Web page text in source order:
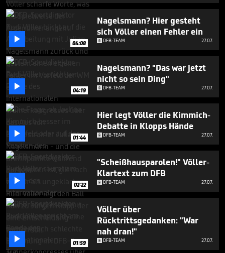
 04:08
Nagelsmann? Hier gesteht
sich Völler einen Fehler ein
DFB-TEAM 27.07.
 04:19
Nagelsmann? "Das war jetzt
nicht so sein Ding"
DFB-TEAM 27.07.
 01:44
Hier legt Völler die Kimmich-
Debatte in Klopps Hände
DFB-TEAM 27.07.
 02:22
"Scheißhausparolen!" Völler-
Klartext zum DFB
DFB-TEAM 27.07.
 01:59
Völler über
Rücktrittsgedanken: "War
nah dran!"
DFB-TEAM 27.07.